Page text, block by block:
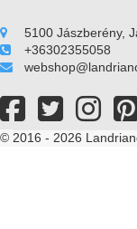
5100 Jászberény,
+36302355058
© 2016 - 2026